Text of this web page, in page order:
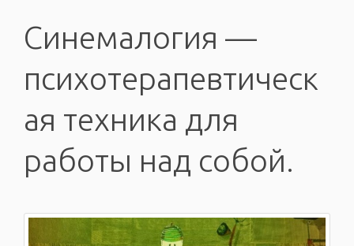
Синемалогия —
психотерапевтическ
ая техника для
работы над собой.